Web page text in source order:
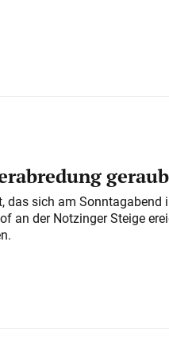
das sich am Sonntagabend
an der Notzinger Steige